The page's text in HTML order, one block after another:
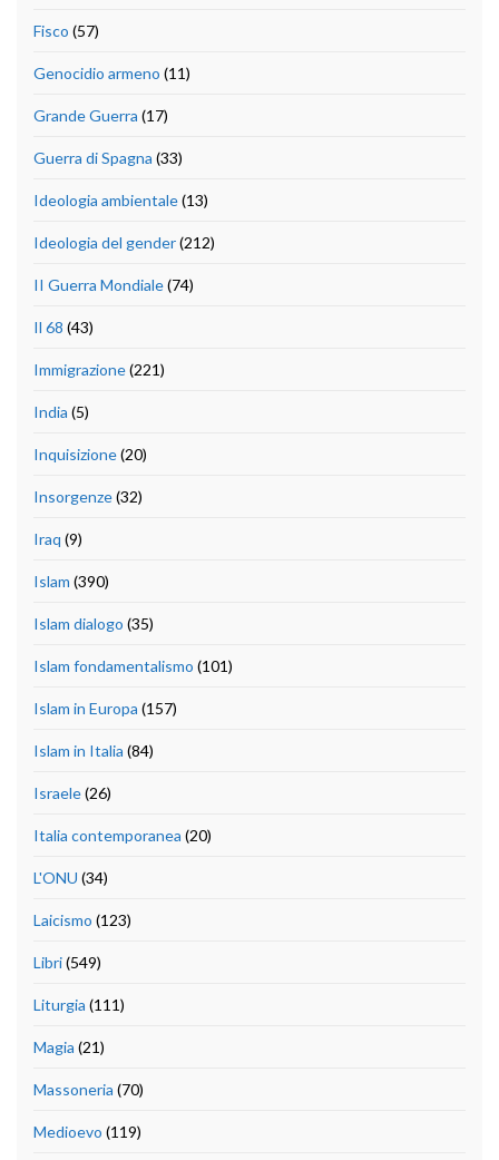
Fisco (57)
Genocidio armeno (11)
Grande Guerra (17)
Guerra di Spagna (33)
Ideologia ambientale(13)
Ideologia del gender(212)
II Guerra Mondiale(74)
Il 68 (43)
Immigrazione(221)
India (5)
Inquisizione(20)
Insorgenze(32)
Iraq (9)
Islam (390)
Islam dialogo (35)
Islam fondamentalismo (101)
Islam in Europa (157)
Islam in Italia (84)
Israele(26)
Italia contemporanea (20)
L'ONU (34)
Laicismo (123)
Libri(549)
Liturgia (111)
Magia (21)
Massoneria (70)
Medioevo (119)